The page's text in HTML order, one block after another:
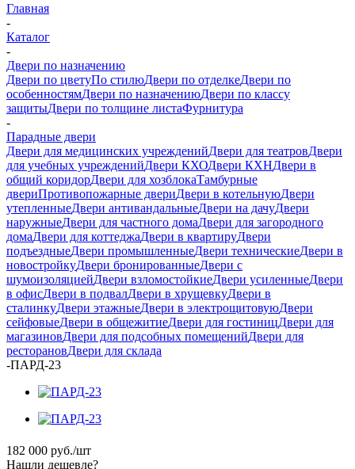
Главная
-
Каталог
-
Двери по назначению
Двери по цветуПо стилюДвери по отделкеДвери по
особенностямДвери по назначениюДвери по классу
защитыДвери по толщине листаФурнитура
-
Парадные двери
Двери для медицинских учрежденийДвери для театровДвери
для учебных учрежденийДвери КХОДвери КХНДвери в
общий коридорДвери для хозблокаТамбурные
двериПротивопожарные двериДвери в котельнуюДвери
утепленныеДвери антивандальныеДвери на дачуДвери
наружныеДвери для частного домаДвери для загородного
домаДвери для коттеджаДвери в квартируДвери
подъездныеДвери промышленныеДвери техническиеДвери в
новостройкуДвери бронированныеДвери с
шумоизоляциейДвери взломостойкиеДвери усиленныеДвери
в офисДвери в подвалДвери в хрущевкуДвери в
сталинкуДвери этажныеДвери в электрощитовуюДвери
сейфовыеДвери в общежитиеДвери для гостиницДвери для
магазиновДвери для подсобных помещенийДвери для
ресторановДвери для склада
-ПАРД-23
182 000 руб./шт
Нашли дешевле?